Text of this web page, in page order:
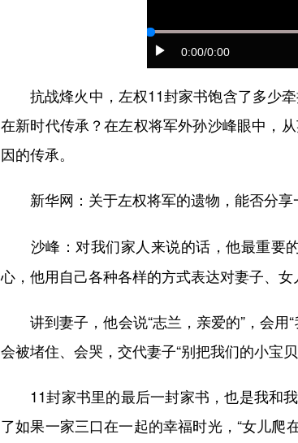
0:00/0:00
抗战烽火中，左权11封家书饱含了多少牵
在新时代传承？在左权将军外孙沙峰眼中，
因的传承。
新华网：关于左权将军的遗物，能否分
沙峰： 对我们家人来说的话，他最重要
心，他用自己各种各样的方式表达对妻子、女
讲到妻子，他会说“志兰，亲爱的”，会用“
会被堵住、会哭，交代妻子“别把我们的小宝贝
11封家书里的最后一封家书，也是我和我
了如果一家三口在一起的幸福时光，“女儿爬